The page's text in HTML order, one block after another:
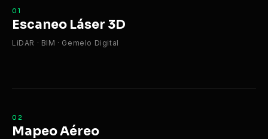
01
Escaneo Láser 3D
LiDAR · BIM · Gemelo Digital
02
Mapeo Aéreo